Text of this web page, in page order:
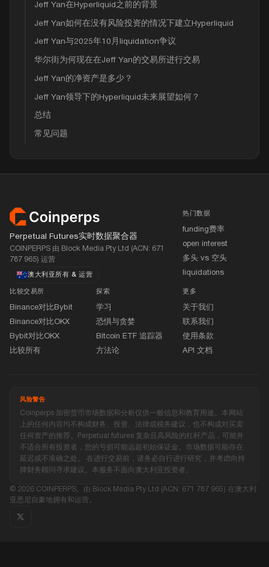
Jeff Yan在Hyperliquid之前的背景
Jeff Yan如何在没有风险投资的情况下建立Hyperliquid
Jeff Yan与2025年10月liquidation争议
华尔街为何现在在Jeff Yan的交易所进行交易
Jeff Yan的净资产是多少？
Jeff Yan领导下的Hyperliquid未来展望如何？
总结
常见问题
页脚
Perpetual Futures实时数据聚合器
COINPERPS 由 Block Media Pty Ltd (ACN: 671
787 965) 运营
澳大利亚所有 & 运营
热门数据
funding费率
open interest
多头 vs 空头
liquidations
比较交易所
Binance对比Bybit
Binance对比OKX
Bybit对比OKX
比较所有
探索
学习
恐惧与贪婪
Bitcoin ETF 追踪器
方法论
更多
关于我们
联系我们
使用条款
API 文档
风险警告
Coinperps 加密货币市场数据和分析仅供一般信息和教育用途。本网站
上的任何内容均不构成财务、投资、法律或税务建议，也不构成对买卖
任何资产的推荐。Perpetual futures 复杂且高风险的杠杆产品，可能并
不适合所有投资者，您的亏损可能远超初始保证金。市场数据可能存在
延迟或不准确之处。 在进行交易前，请务必自行进行研究，并考虑向持
牌财务顾问寻求建议。本服务不面向澳大利亚投资者。
© 2026 COINPERPS。由 Block Media Pty Ltd (ACN: 671 787 965) 在澳大利
亚悉尼自豪地拥有和运营。